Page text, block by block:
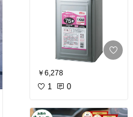
￥6,278
1 0